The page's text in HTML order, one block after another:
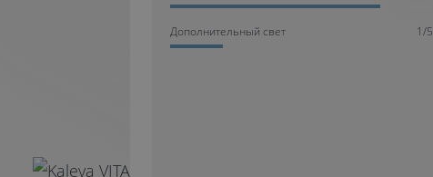
Дополнительный свет 1/5